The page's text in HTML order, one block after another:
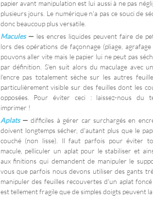
papier avant manipulation est lui aussi à ne pas
plusieurs jours. Le numérique n'a pas ce souci de
donc beaucoup plus versatile.
Macules — les encres liquides peuvent faire de
lors des opérations de façonnage (pliage,
pouvons aller vite mais le papier lui ne peut pas
par définition. S'en suit alors du maculage avec
l'encre pas totalement sèche sur les autres
particulièrement visible sur des feuilles dont les
opposées. Pour éviter ceci : laissez-nous du
imprimer !
Aplats — difficiles à gérer car surchargés en
doivent longtemps sécher, d'autant plus que le
couché (non lisse). Il faut parfois pour éviter
macule, pelliculer un aplat pour le stabiliser et
aux finitions qui demandent de manipuler le
vous que parfois nous devons utiliser des gants
manipuler des feuilles recouvertes d'un aplat foncé
est tellement fragile que de simples doigts peuvent la